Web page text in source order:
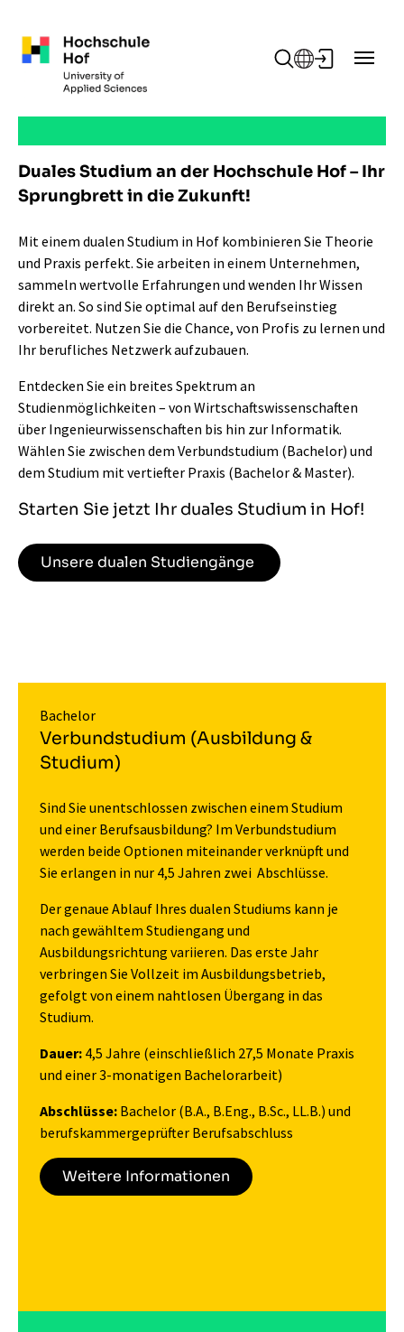
Duales Studium an der Hochschule Hof – Ihr
Sprungbrett in die Zukunft!
Mit einem dualen Studium in Hof kombinieren Sie Theorie
und Praxis perfekt. Sie arbeiten in einem Unternehmen,
sammeln wertvolle Erfahrungen und wenden Ihr Wissen
direkt an. So sind Sie optimal auf den Berufseinstieg
vorbereitet. Nutzen Sie die Chance, von Profis zu lernen und
Ihr berufliches Netzwerk aufzubauen.
Entdecken Sie ein breites Spektrum an
Studienmöglichkeiten – von Wirtschaftswissenschaften
über Ingenieurwissenschaften bis hin zur Informatik.
Wählen Sie zwischen dem Verbundstudium (Bachelor) und
dem Studium mit vertiefter Praxis (Bachelor & Master).
Starten Sie jetzt Ihr duales Studium in Hof!
Unsere dualen Studiengänge
Bachelor
Verbundstudium (Ausbildung &
Studium)
Sind Sie unentschlossen zwischen einem Studium
und einer Berufsausbildung? Im Verbundstudium
werden beide Optionen miteinander verknüpft und
Sie erlangen in nur 4,5 Jahren zwei Abschlüsse.
Der genaue Ablauf Ihres dualen Studiums kann je
nach gewähltem Studiengang und
Ausbildungsrichtung variieren. Das erste Jahr
verbringen Sie Vollzeit im Ausbildungsbetrieb,
gefolgt von einem nahtlosen Übergang in das
Studium.
Dauer: 4,5 Jahre (einschließlich 27,5 Monate Praxis
und einer 3-monatigen Bachelorarbeit)
Abschlüsse: Bachelor (B.A., B.Eng., B.Sc., LL.B.) und
berufskammergeprüfter Berufsabschluss
Weitere Informationen